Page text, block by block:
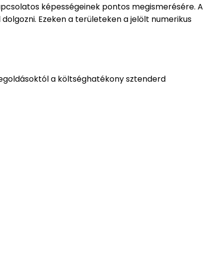
képességeinek pontos megismerésére. A
Ezeken a területeken a jelölt numerikus
a költséghatékony sztenderd